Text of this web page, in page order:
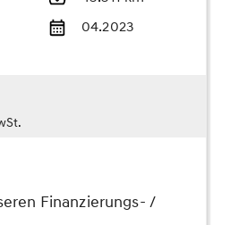
04.2023
Finanzierungs- /